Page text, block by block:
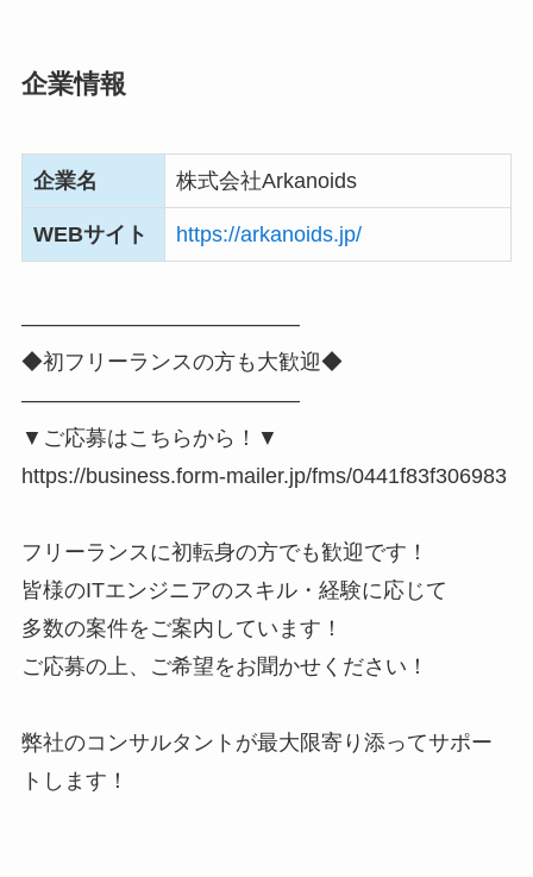
企業情報
企業名 株式会社Arkanoids
WEBサイト https://arkanoids.jp/
―――――――――――――
◆初フリーランスの方も大歓迎◆
―――――――――――――
▼ご応募はこちらから！▼
https://business.form-mailer.jp/fms/0441f83f306983
フリーランスに初転身の方でも歓迎です！
皆様のITエンジニアのスキル・経験に応じて
多数の案件をご案内しています！
ご応募の上、ご希望をお聞かせください！
弊社のコンサルタントが最大限寄り添ってサポー
トします！